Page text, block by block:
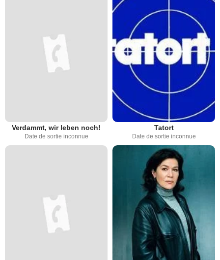
Verdammt, wir leben noch!
Date de sortie inconnue
Tatort
Date de sortie inconnue